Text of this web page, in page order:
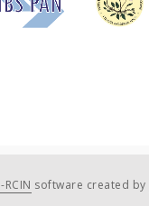
software created by